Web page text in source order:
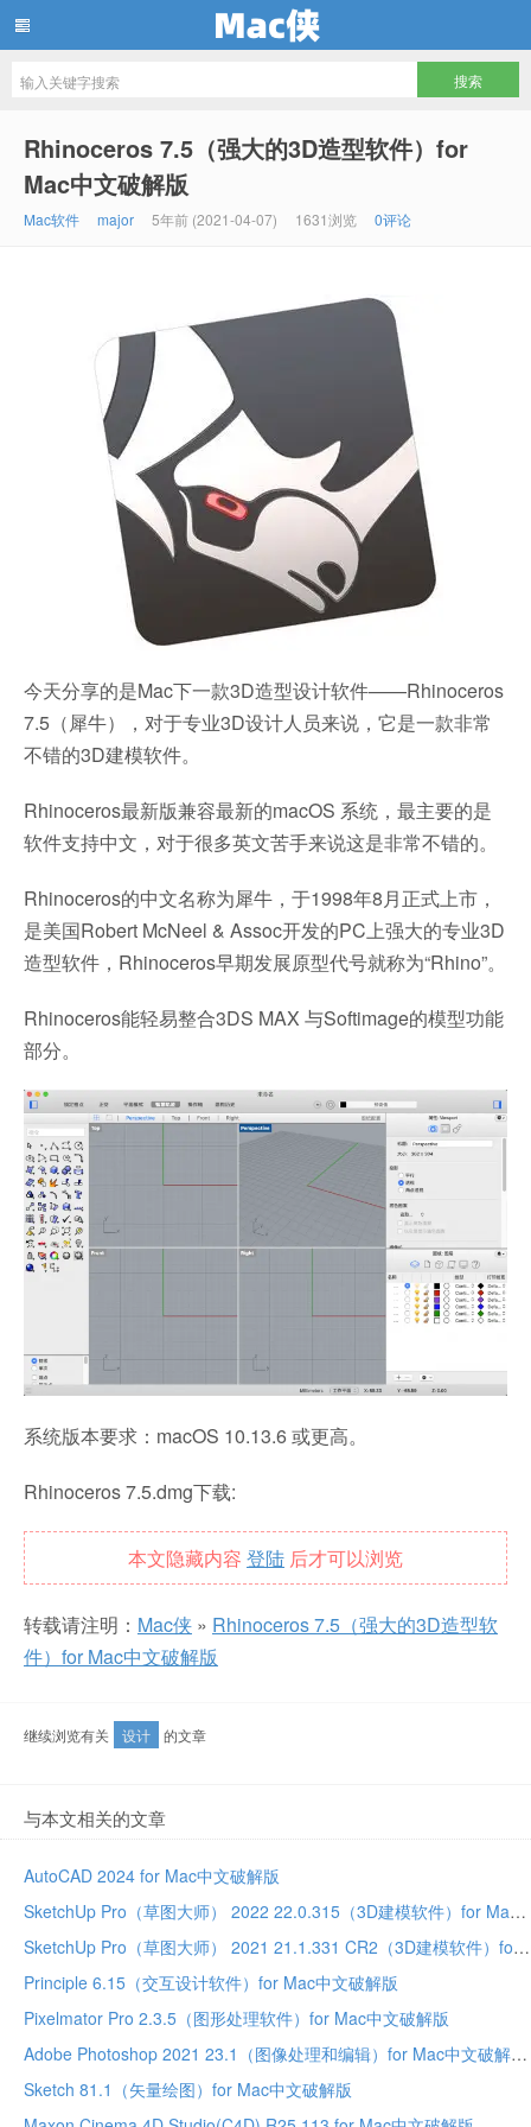
Rhinoceros 7.5（强大的3D造型软件）for
Mac中文破解版
Mac软件 major 5年前 (2021-04-07) 1631浏览 0评论
今天分享的是Mac下一款3D造型设计软件——Rhinoceros
7.5（犀牛），对于专业3D设计人员来说，它是一款非常
不错的3D建模软件。
Rhinoceros最新版兼容最新的macOS 系统，最主要的是
软件支持中文，对于很多英文苦手来说这是非常不错的。
Rhinoceros的中文名称为犀牛，于1998年8月正式上市，
是美国Robert McNeel & Assoc开发的PC上强大的专业3D
造型软件，Rhinoceros早期发展原型代号就称为“Rhino”。
Rhinoceros能轻易整合3DS MAX 与Softimage的模型功能
部分。
系统版本要求：macOS 10.13.6 或更高。
Rhinoceros 7.5.dmg下载:
本文隐藏内容 登陆 后才可以浏览
转载请注明： Mac侠 » Rhinoceros 7.5（强大的3D造型软
件）for Mac中文破解版
继续浏览有关 设计 的文章
与本文相关的文章
AutoCAD 2024 for Mac中文破解版
SketchUp Pro（草图大师） 2022 22.0.315（3D建模软件）for Mac中文破解版
SketchUp Pro（草图大师） 2021 21.1.331 CR2（3D建模软件）for Mac中文破解版
Principle 6.15（交互设计软件）for Mac中文破解版
Pixelmator Pro 2.3.5（图形处理软件）for Mac中文破解版
Adobe Photoshop 2021 23.1（图像处理和编辑）for Mac中文破解版
Sketch 81.1（矢量绘图）for Mac中文破解版